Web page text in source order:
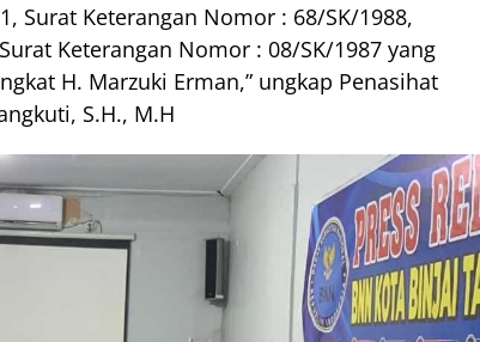
Surat Keterangan Nomor : 68/SK/1988,
Keterangan Nomor : 08/SK/1987 yang
H. Marzuki Erman,” ungkap Penasihat
S.H., M.H